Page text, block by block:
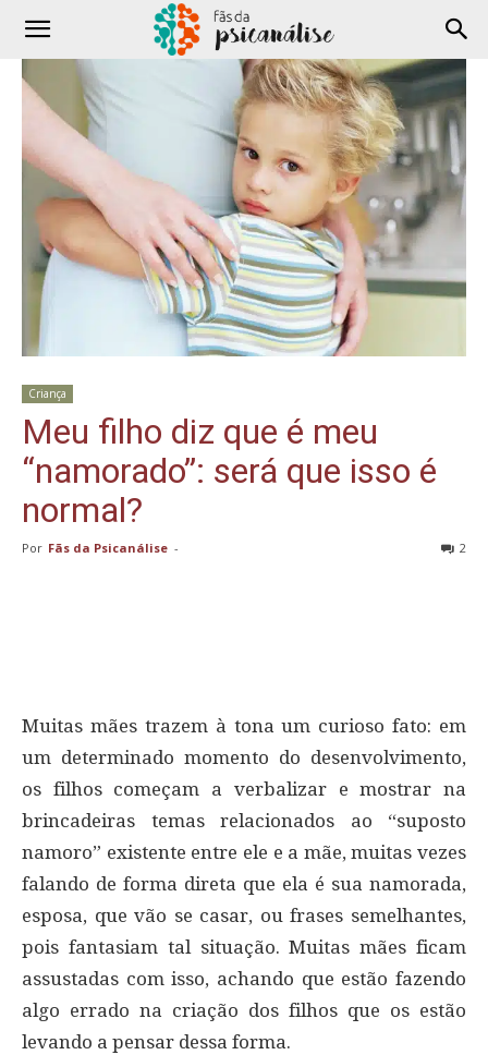
Criança
Meu filho diz que é meu
“namorado”: será que isso é
normal?
Por Fãs da Psicanálise - 2
Muitas mães trazem à tona um curioso fato: em
um determinado momento do desenvolvimento,
os filhos começam a verbalizar e mostrar na
brincadeiras temas relacionados ao “suposto
namoro” existente entre ele e a mãe, muitas vezes
falando de forma direta que ela é sua namorada,
esposa, que vão se casar, ou frases semelhantes,
pois fantasiam tal situação. Muitas mães ficam
assustadas com isso, achando que estão fazendo
algo errado na criação dos filhos que os estão
levando a pensar dessa forma.